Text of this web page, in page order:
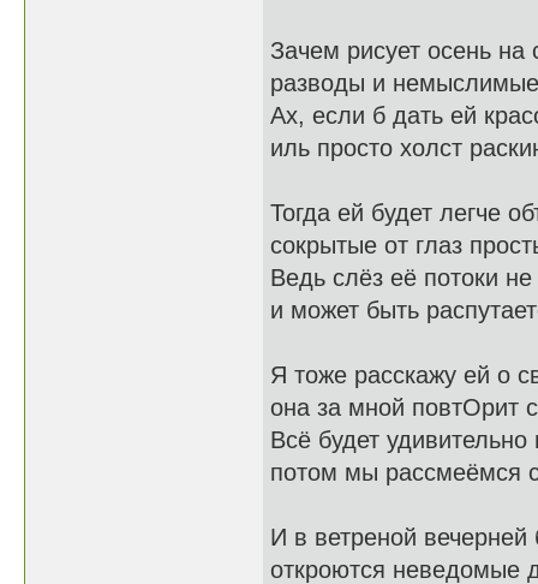
Зачем рисует осень на
разводы и
Ах, если б дать ей
иль просто холст
Тогда ей будет легче
сокрытые от глаз
Ведь слёз её потоки
и может быть
Я тоже расскажу ей о
она за мной повтОрит
Всё будет удивительно
потом мы рассмеёмся
И в ветреной вечерней
откроются неведомые